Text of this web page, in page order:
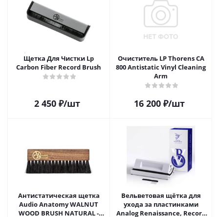
Щетка Для Чистки Lp
Carbon Fiber Record Brush
2 450₽/шт
Очиститель LP Thorens CA
800 Antistatic Vinyl Cleaning
Arm
16 200₽/шт
Антистатическая щетка
Audio Anatomy WALNUT
WOOD BRUSH NATURAL -
Вельветовая щётка для
ухода за пластинками
Analog Renaissance, Record